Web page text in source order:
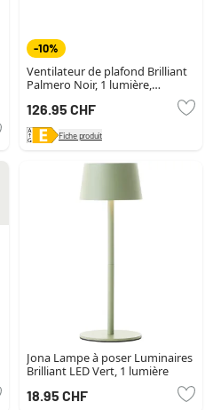
-10%
Ventilateur de plafond Brilliant
Palmero Noir, 1 lumière,
Télécommandes, Changeur de
couleurs
126.95 CHF
Fiche produit
Jona Lampe à poser Luminaires
Brilliant LED Vert, 1 lumière
18.95 CHF